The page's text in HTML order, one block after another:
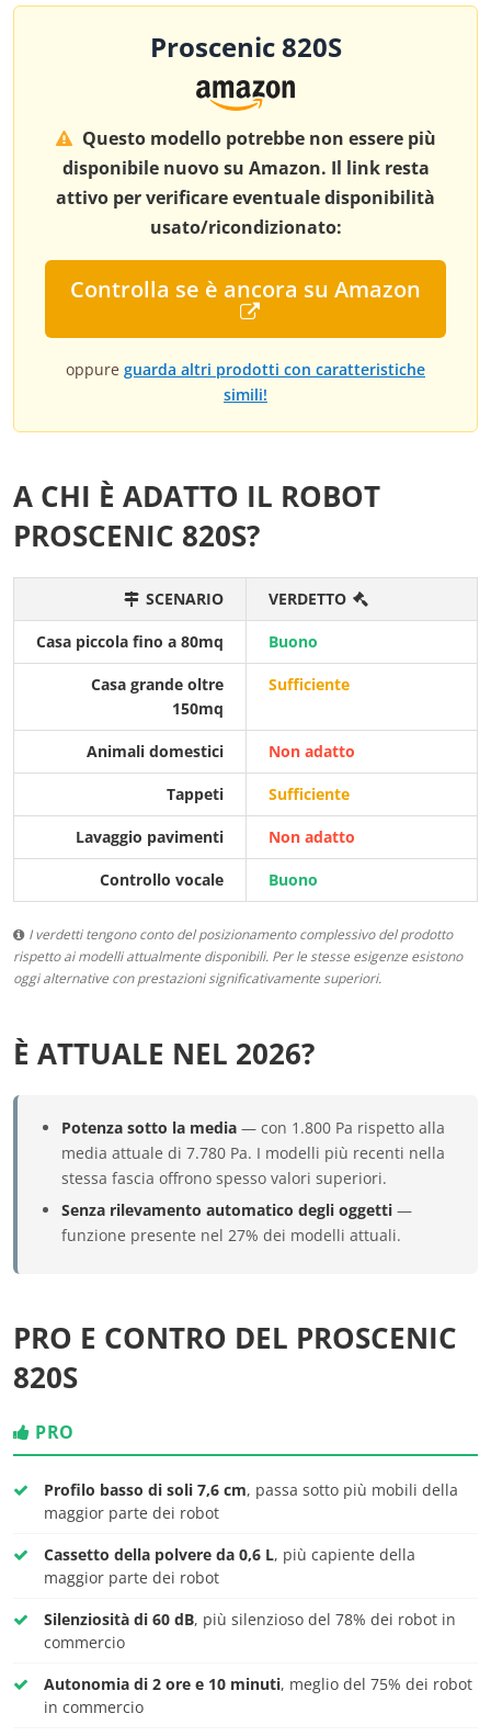
Proscenic 820S
Questo modello potrebbe non essere più
disponibile nuovo su Amazon. Il link resta
attivo per verificare eventuale disponibilità
usato/ricondizionato:
Controlla se è ancora su Amazon
oppure guarda altri prodotti con caratteristiche
simili!
A CHI È ADATTO IL ROBOT
PROSCENIC 820S?
SCENARIO VERDETTO
Casa piccola fino a 80mq Buono
Casa grande oltre
150mq
Sufficiente
Animali domestici Non adatto
Tappeti Sufficiente
Lavaggio pavimenti Non adatto
Controllo vocale Buono
I verdetti tengono conto del posizionamento complessivo del prodotto
rispetto ai modelli attualmente disponibili. Per le stesse esigenze esistono
oggi alternative con prestazioni significativamente superiori.
È ATTUALE NEL 2026?
Potenza sotto la media — con 1.800 Pa rispetto alla
media attuale di 7.780 Pa. I modelli più recenti nella
stessa fascia offrono spesso valori superiori.
Senza rilevamento automatico degli oggetti —
funzione presente nel 27% dei modelli attuali.
PRO E CONTRO DEL PROSCENIC
820S
PRO
Profilo basso di soli 7,6 cm, passa sotto più mobili della
maggior parte dei robot
Cassetto della polvere da 0,6 L, più capiente della
maggior parte dei robot
Silenziosità di 60 dB, più silenzioso del 78% dei robot in
commercio
Autonomia di 2 ore e 10 minuti, meglio del 75% dei robot
in commercio